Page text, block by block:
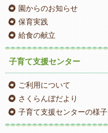
園からのお知らせ
保育実践
給食の献立
子育て支援センター
ご利用について
さくらんぼだより
子育て支援センターの様子